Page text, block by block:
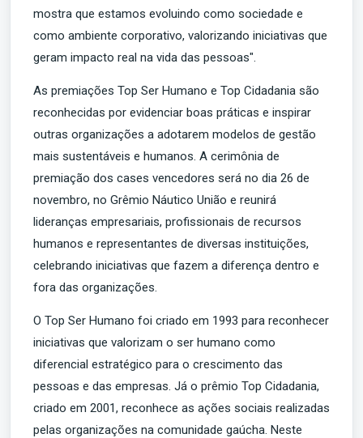
mostra que estamos evoluindo como sociedade e
como ambiente corporativo, valorizando iniciativas que
geram impacto real na vida das pessoas".
As premiações Top Ser Humano e Top Cidadania são
reconhecidas por evidenciar boas práticas e inspirar
outras organizações a adotarem modelos de gestão
mais sustentáveis e humanos. A cerimônia de
premiação dos cases vencedores será no dia 26 de
novembro, no Grêmio Náutico União e reunirá
lideranças empresariais, profissionais de recursos
humanos e representantes de diversas instituições,
celebrando iniciativas que fazem a diferença dentro e
fora das organizações.
O Top Ser Humano foi criado em 1993 para reconhecer
iniciativas que valorizam o ser humano como
diferencial estratégico para o crescimento das
pessoas e das empresas. Já o prêmio Top Cidadania,
criado em 2001, reconhece as ações sociais realizadas
pelas organizações na comunidade gaúcha. Neste